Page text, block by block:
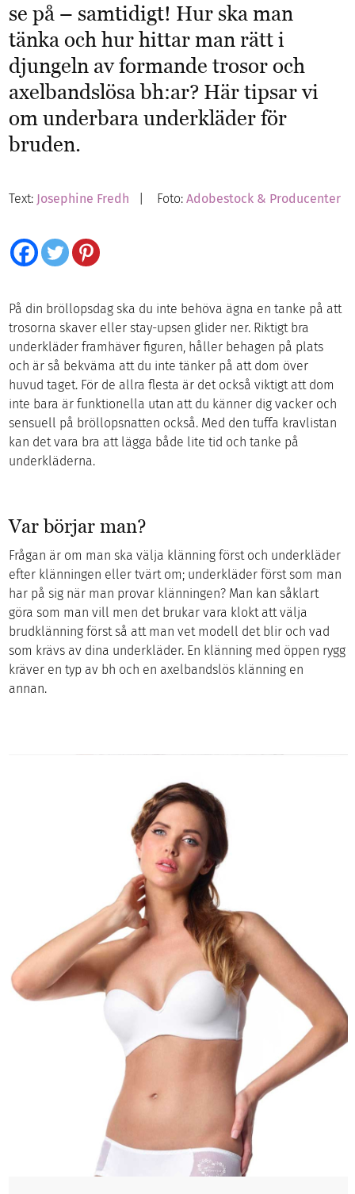
se på – samtidigt! Hur ska man
tänka och hur hittar man rätt i
djungeln av formande trosor och
axelbandslösa bh:ar? Här tipsar vi
om underbara underkläder för
bruden.
Text: Josephine Fredh | Foto:Adobestock & Producenter
På din bröllopsdag ska du inte behöva ägna en tanke på att
trosorna skaver eller stay-upsen glider ner. Riktigt bra
underkläder framhäver figuren, håller behagen på plats
och är så bekväma att du inte tänker på att dom över
huvud taget. För de allra flesta är det också viktigt att dom
inte bara är funktionella utan att du känner dig vacker och
sensuell på bröllopsnatten också. Med den tuffa kravlistan
kan det vara bra att lägga både lite tid och tanke på
underkläderna.
Var börjar man?
Frågan är om man ska välja klänning först och underkläder
efter klänningen eller tvärt om; underkläder först som man
har på sig när man provar klänningen? Man kan såklart
göra som man vill men det brukar vara klokt att välja
brudklänning först så att man vet modell det blir och vad
som krävs av dina underkläder. En klänning med öppen rygg
kräver en typ av bh och en axelbandslös klänning en
annan.